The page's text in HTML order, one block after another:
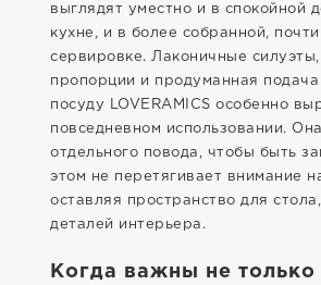
выглядят уместно и в спокойной
кухне, и в более собранной,
сервировке. Лаконичные силуэты,
пропорции и продуманная
посуду LOVERAMICS особенно
повседневном использовании.
отдельного повода, чтобы быть
этом не перетягивает внимание
оставляя пространство для
деталей интерьера.
Когда важны не только